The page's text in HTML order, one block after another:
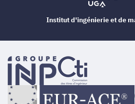
Institut d'ingénierie et de